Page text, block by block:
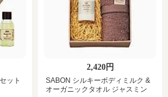
ット
2,420円
SABON シルキーボディミルク &
オーガニックタオル ジャスミン